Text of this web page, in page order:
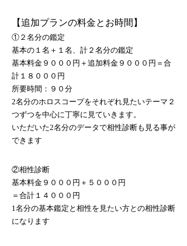
【追加プランの料金とお時間】
①２名分の鑑定
基本の１名＋１名、計２名分の鑑定
基本料金９０００円＋追加料金９０００円＝合
計１８０００円
所要時間：９０分
2名分のホロスコープをそれぞれ見たいテーマ２
つずつを中心に丁寧に見ていきます。
いただいた2名分のデータで相性診断も見る事が
できます
②相性診断
基本料金９０００円＋５０００円
＝合計１４０００円
1名分の基本鑑定と相性を見たい方との相性診断
になります